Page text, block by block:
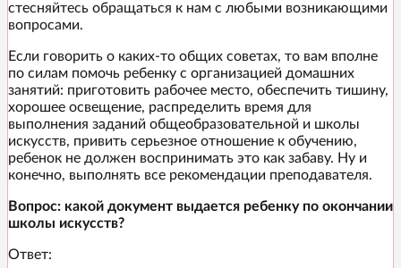
стесняйтесь обращаться к нам с любыми возникающими
вопросами.
Если говорить о каких-то общих советах, то вам вполне
по силам помочь ребенку с организацией домашних
занятий: приготовить рабочее место, обеспечить тишину,
хорошее освещение, распределить время для
выполнения заданий общеобразовательной и школы
искусств, привить серьезное отношение к обучению,
ребенок не должен воспринимать это как забаву. Ну и
конечно, выполнять все рекомендации преподавателя.
Вопрос: какой документ выдается ребенку по окончании
школы искусств?
Ответ: